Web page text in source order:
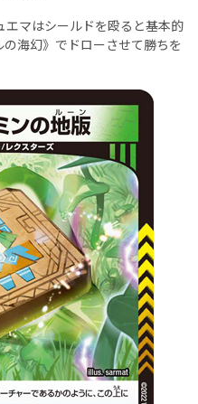
マはシールドを殴ると基本的
海幻》でドローさせて勝ちを